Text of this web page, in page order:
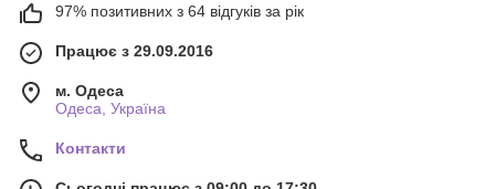
97% позитивних з 64 відгуків за рік
Працює з 29.09.2016
м. Одеса
Одеса, Україна
Контакти